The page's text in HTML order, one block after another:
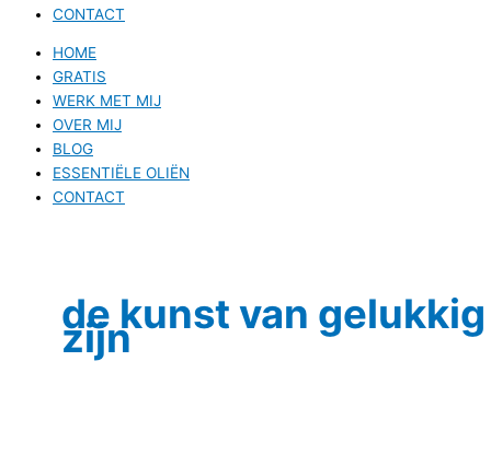
CONTACT
HOME
GRATIS
WERK MET MIJ
OVER MIJ
BLOG
ESSENTIËLE OLIËN
CONTACT
de kunst van gelukkig
zijn